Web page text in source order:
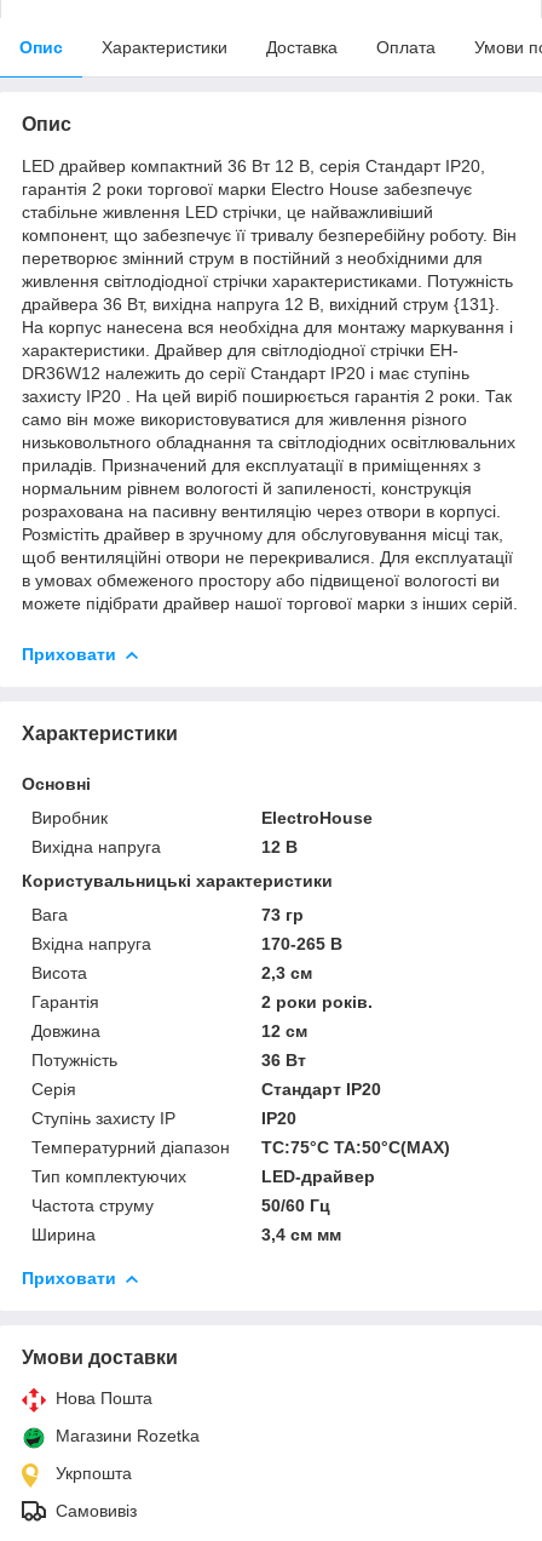
Опис Характеристики Доставка Оплата Умови
Опис
LED драйвер компактний 36 Вт 12 В, серія Стандарт IP20,
гарантія 2 роки торгової марки Electro House забезпечує
стабільне живлення LED стрічки, це найважливіший
компонент, що забезпечує її тривалу безперебійну роботу. Він
перетворює змінний струм в постійний з необхідними для
живлення світлодіодної стрічки характеристиками. Потужність
драйвера 36 Вт, вихідна напруга 12 В, вихідний струм {131}.
На корпус нанесена вся необхідна для монтажу маркування і
характеристики. Драйвер для світлодіодної стрічки EH-
DR36W12 належить до серії Стандарт IP20 і має ступінь
захисту IP20 . На цей виріб поширюється гарантія 2 роки. Так
само він може використовуватися для живлення різного
низьковольтного обладнання та світлодіодних освітлювальних
приладів. Призначений для експлуатації в приміщеннях з
нормальним рівнем вологості й запиленості, конструкція
розрахована на пасивну вентиляцію через отвори в корпусі.
Розмістіть драйвер в зручному для обслуговування місці так,
щоб вентиляційні отвори не перекривалися. Для експлуатації
в умовах обмеженого простору або підвищеної вологості ви
можете підібрати драйвер нашої торгової марки з інших серій.
Приховати
Характеристики
Основні
Виробник
ElectroHouse
Вихідна напруга
12 В
Користувальницькі характеристики
Вага
73 гр
Вхідна напруга
170-265 В
Висота
2,3 см
Гарантія
2 роки років.
Довжина
12 см
Потужність
36 Вт
Серія
Стандарт IP20
Ступінь захисту IP
IP20
Температурний діапазон
TC:75°C TA:50°C(MAX)
Тип комплектуючих
LED-драйвер
Частота струму
50/60 Гц
Ширина
3,4 см мм
Приховати
Умови доставки
Нова Пошта
Магазини Rozetka
Укрпошта
Самовивіз